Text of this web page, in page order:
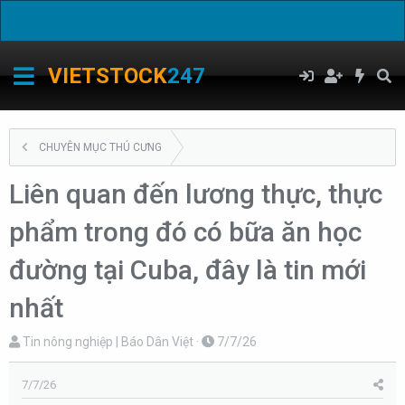
VIETSTOCK247
CHUYÊN MỤC THÚ CƯNG
Liên quan đến lương thực, thực
phẩm trong đó có bữa ăn học
đường tại Cuba, đây là tin mới
nhất
T
h
r
Tin nông nghiệp | Báo Dân Việt
N
g
7/7/26
7/7/26